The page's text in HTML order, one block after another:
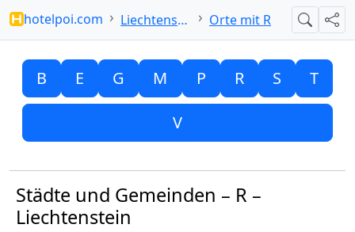
hotelpoi.com Liechtenstein Orte mit R Suche
B E G M P R S T
V
Städte und Gemeinden – R –
Liechtenstein